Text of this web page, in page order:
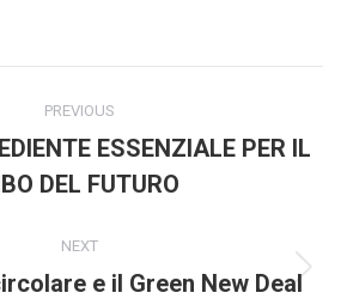
PREVIOUS
Previous
post:
ESSENZIALE PER IL
DEL FUTURO
NEXT
Next
e il Green New Deal